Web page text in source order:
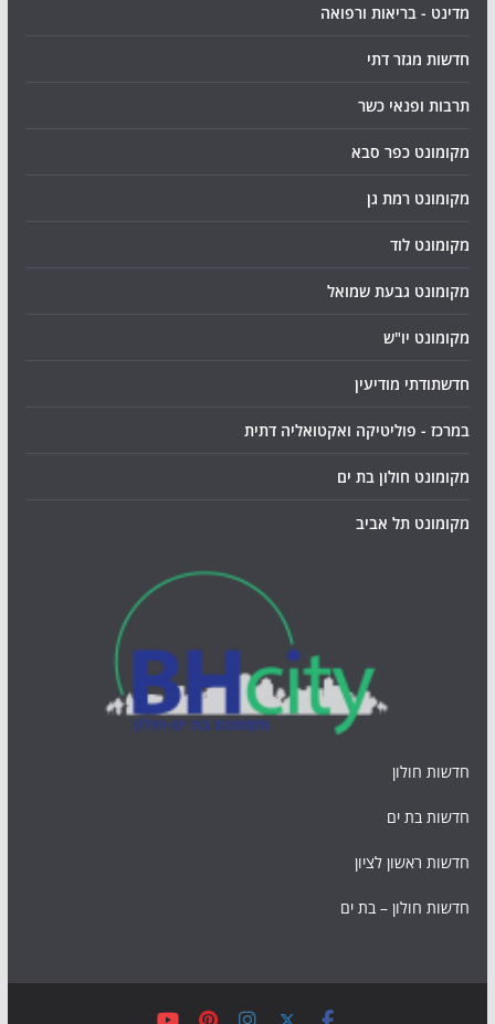
מדינט - בריאות ורפואה
חדשות מגזר דתי
תרבות ופנאי כשר
מקומונט כפר סבא
מקומונט רמת גן
מקומונט לוד
מקומונט גבעת שמואל
מקומונט יו"ש
חדשתודתי מודיעין
במרכז - פוליטיקה ואקטואליה דתית
מקומונט חולון בת ים
מקומונט תל אביב
חדשות חולון
חדשות בת ים
חדשות ראשון לציון
חדשות חולון – בת ים